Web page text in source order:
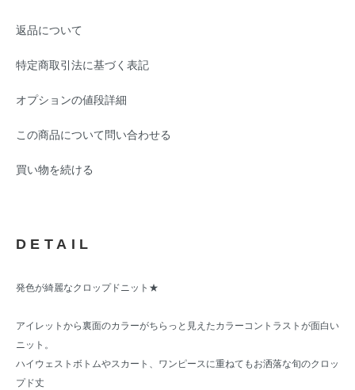
返品について
特定商取引法に基づく表記
オプションの値段詳細
この商品について問い合わせる
買い物を続ける
DETAIL
発色が綺麗なクロップドニット★
アイレットから裏面のカラーがちらっと見えたカラーコントラストが面白い
ニット。
ハイウェストボトムやスカート、ワンピースに重ねてもお洒落な旬のクロッ
プド丈